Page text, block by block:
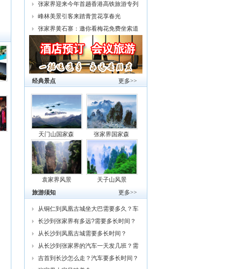
张家界迎来今年首趟香港高铁旅游专列
峰林美景引客来踏青赏花享春光
张家界黄石寨：邀你看梅花免费坐索道
更多>>
经典景点
天门山国家森 张家界国家森
袁家界风景
天子山风景
更多>>
旅游须知
从铜仁到凤凰古城坐大巴需要多久？车
费
长沙到张家界有多远?需要多长时间？
从
从长沙到凤凰古城需要多长时间？
从长沙到张家界的汽车一天发几班？需
要
吉首到长沙怎么走？汽车要多长时间？